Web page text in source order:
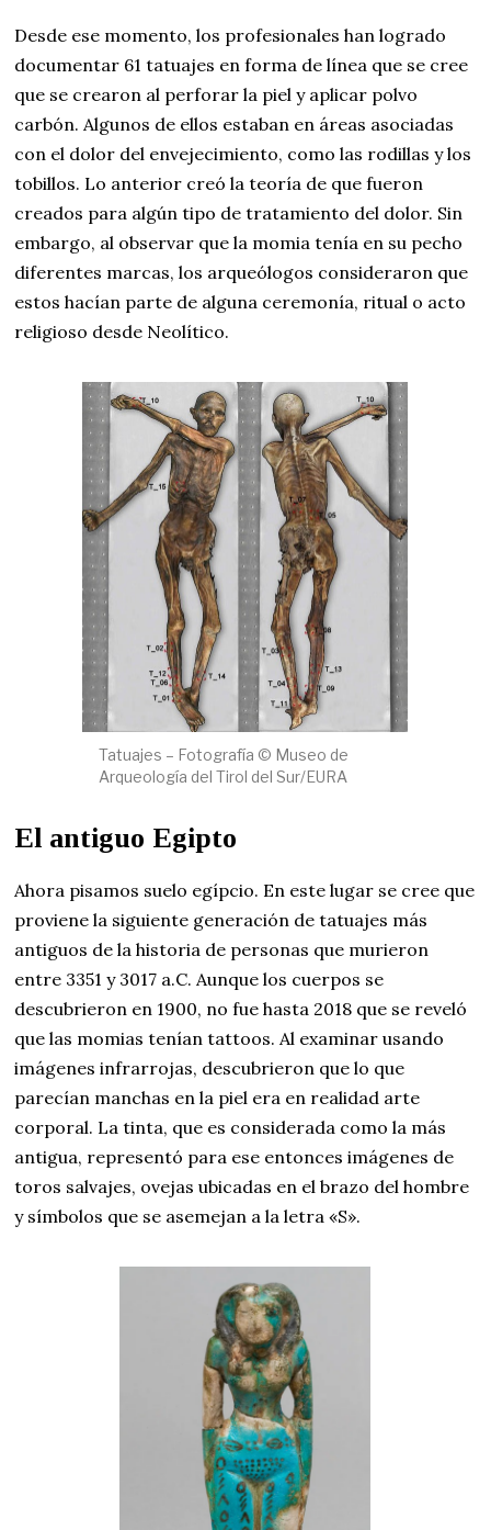
Desde ese momento, los profesionales han logrado
documentar 61 tatuajes en forma de línea que se cree
que se crearon al perforar la piel y aplicar polvo
carbón. Algunos de ellos estaban en áreas asociadas
con el dolor del envejecimiento, como las rodillas y los
tobillos. Lo anterior creó la teoría de que fueron
creados para algún tipo de tratamiento del dolor. Sin
embargo, al observar que la momia tenía en su pecho
diferentes marcas, los arqueólogos consideraron que
estos hacían parte de alguna ceremonía, ritual o acto
religioso desde Neolítico.
Tatuajes – Fotografía © Museo de
Arqueología del Tirol del Sur/EURA
El antiguo Egipto
Ahora pisamos suelo egípcio. En este lugar se cree que
proviene la siguiente generación de tatuajes más
antiguos de la historia de personas que murieron
entre 3351 y 3017 a.C. Aunque los cuerpos se
descubrieron en 1900, no fue hasta 2018 que se reveló
que las momias tenían tattoos. Al examinar usando
imágenes infrarrojas, descubrieron que lo que
parecían manchas en la piel era en realidad arte
corporal. La tinta, que es considerada como la más
antigua, representó para ese entonces imágenes de
toros salvajes, ovejas ubicadas en el brazo del hombre
y símbolos que se asemejan a la letra «S».